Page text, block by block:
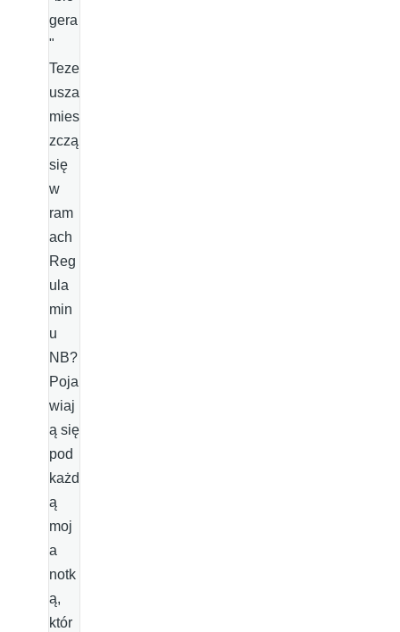
gera
"
Teze
usza
mies
zczą
się
w
ram
ach
Reg
ula
min
u
NB?
Poja
wiaj
ą się
pod
każd
ą
moj
a
notk
ą,
któr